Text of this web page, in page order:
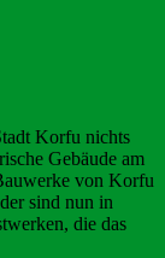
Korfu nichts
Gebäude am
von Korfu
sind nun in
die das